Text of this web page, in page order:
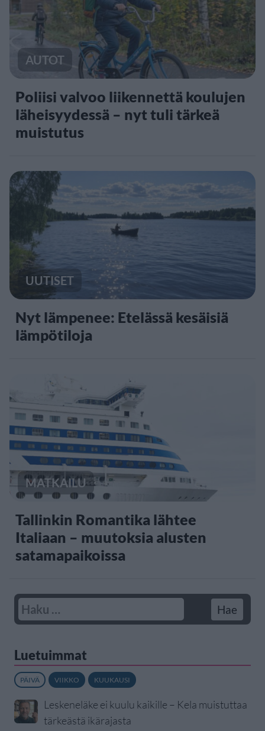
AUTOT
Poliisi valvoo liikennettä koulujen
läheisyydessä – nyt tuli tärkeä
muistutus
UUTISET
Nyt lämpenee: Etelässä kesäisiä
lämpötiloja
MATKAILU
Tallinkin Romantika lähtee
Italiaan – muutoksia alusten
satamapaikoissa
Luetuimmat
PÄIVÄ VIIKKO KUUKAUSI
Leskeneläke ei kuulu kaikille – Kela muistuttaa
tärkeästä ikärajasta